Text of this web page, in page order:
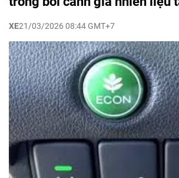
XE21/03/2026 08:44 GMT+7